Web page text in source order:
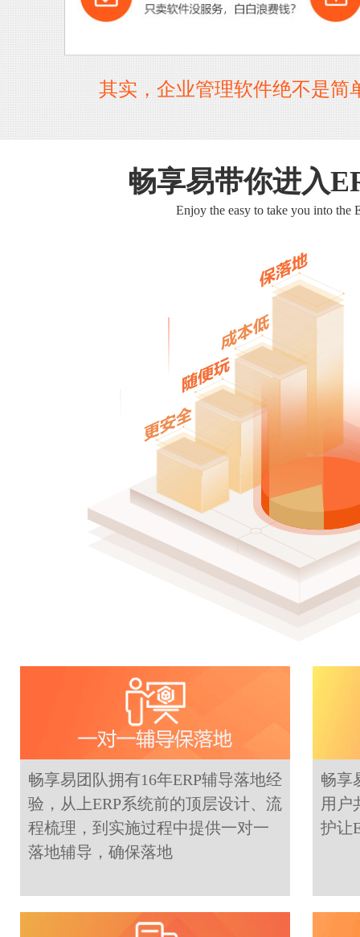
其实，企业管理软件绝不是
畅享易带你进入
Enjoy the easy to take you into the
畅享易团队拥有16年ERP辅导落地经
验，从上ERP系统前的顶层设计、流
程梳理，到实施过程中提供一对一
落地辅导，确保落地
畅享
用户
护让